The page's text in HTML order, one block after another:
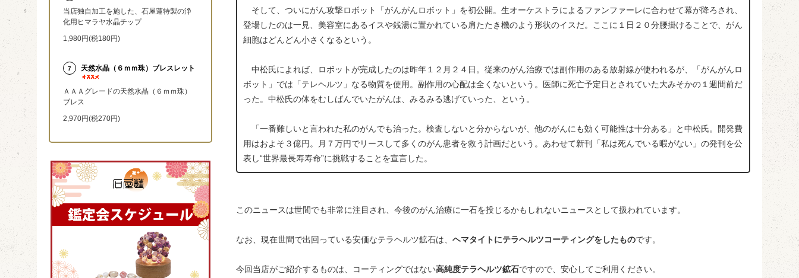
そして、ついにがん攻撃ロボット「がんがんロボット」を初公開。生オーケストラによるファンファーレに合わせて幕が降ろされ、
登場したのは一見、美容室にあるイスや銭湯に置かれている肩たたき機のよう形状のイスだ。ここに１日２０分腰掛けることで、がん
細胞はどんどん小さくなるという。
中松氏によれば、ロボットが完成したのは昨年１２月２４日。従来のがん治療では副作用のある放射線が使われるが、「がんがんロ
ボット」では「テレヘルツ」なる物質を使用。副作用の心配は全くないという。医師に死亡予定日とされていた大みそかの１週間前だ
った。中松氏の体をむしばんでいたがんは、みるみる逃げていった、という。
「一番難しいと言われた私のがんでも治った。検査しないと分からないが、他のがんにも効く可能性は十分ある」と中松氏。開発費
用はおよそ３億円。月７万円でリースして多くのがん患者を救う計画だという。あわせて新刊「私は死んでいる暇がない」の発刊を公
表し“世界最長寿寿命”に挑戦することを宣言した。
このニュースは世間でも非常に注目され、今後のがん治療に一石を投じるかもしれないニュースとして扱われています。
なお、現在世間で出回っている安価なテラヘルツ鉱石は、 ヘマタイトにテラヘルツコーティングをしたものです。
今回当店がご紹介するものは、コーティングではない高純度テラヘルツ鉱石ですので、安心してご利用ください。
当店独自加工を施した、石屋蓮特製の浄
化用ヒマラヤ水晶チップ
1,980円(税180円)
7 天然水晶（６ｍｍ珠）ブレスレット
ＡＡＡグレードの天然水晶（６ｍｍ珠）
ブレス
2,970円(税270円)